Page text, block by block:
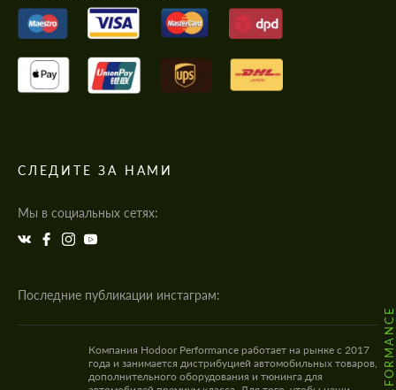
СЛЕДИТЕ ЗА НАМИ
Мы в социальных сетях:
Последние публикации инстаграм:
Компания Hodoor Performance работает на рынке с 2017
года и занимается дистрибуцией автомобильных товаров,
дополнительного оборудования и тюнинга для